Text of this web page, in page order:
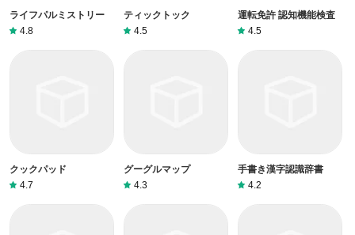
ライフパルミストリー
4.8
ティックトック
4.5
運転免許 認知機能検査
4.5
クックパッド
4.7
グーグルマップ
4.3
手書き漢字認識辞書
4.2